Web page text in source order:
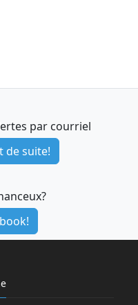
par courriel
de suite!